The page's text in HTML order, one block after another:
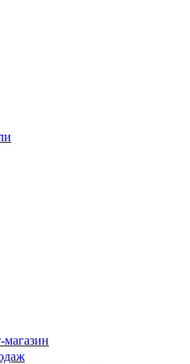
магазин